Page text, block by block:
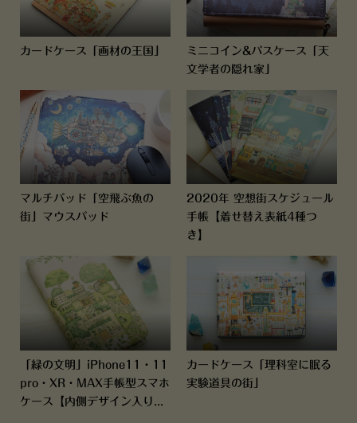
カードケース「画材の王国」
ミニコイン&パスケース「天
文学者の隠れ家」
マルチパッド「空飛ぶ魚の
街」マウスパッド
2020年 空想街スケジュール
手帳【着せ替え表紙4種つ
き】
「緑の文明」iPhone11・11
pro・XR・MAX手帳型スマホ
ケース【内側デザイン入り...
カードケース「理科室に眠る
実験道具の街」